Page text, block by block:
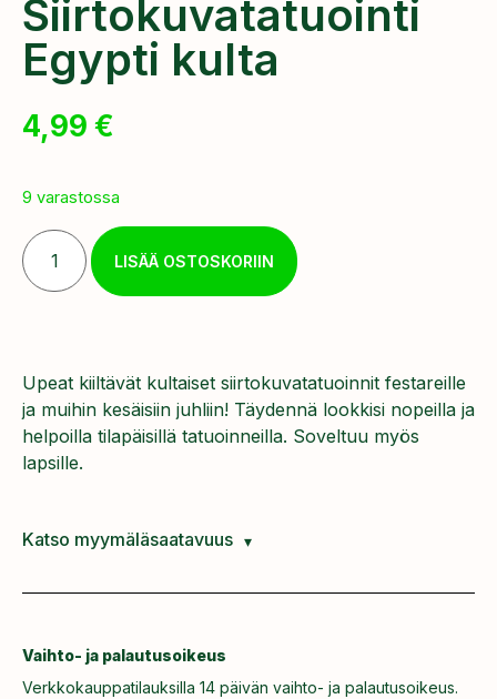
Siirtokuvatatuointi
Egypti kulta
4,99 €
9 varastossa
LISÄÄ OSTOSKORIIN
Upeat kiiltävät kultaiset siirtokuvatatuoinnit festareille
ja muihin kesäisiin juhliin! Täydennä lookkisi nopeilla ja
helpoilla tilapäisillä tatuoinneilla. Soveltuu myös
lapsille.
Katso myymäläsaatavuus
Vaihto- ja palautusoikeus
Verkkokauppatilauksilla 14 päivän vaihto- ja palautusoikeus.